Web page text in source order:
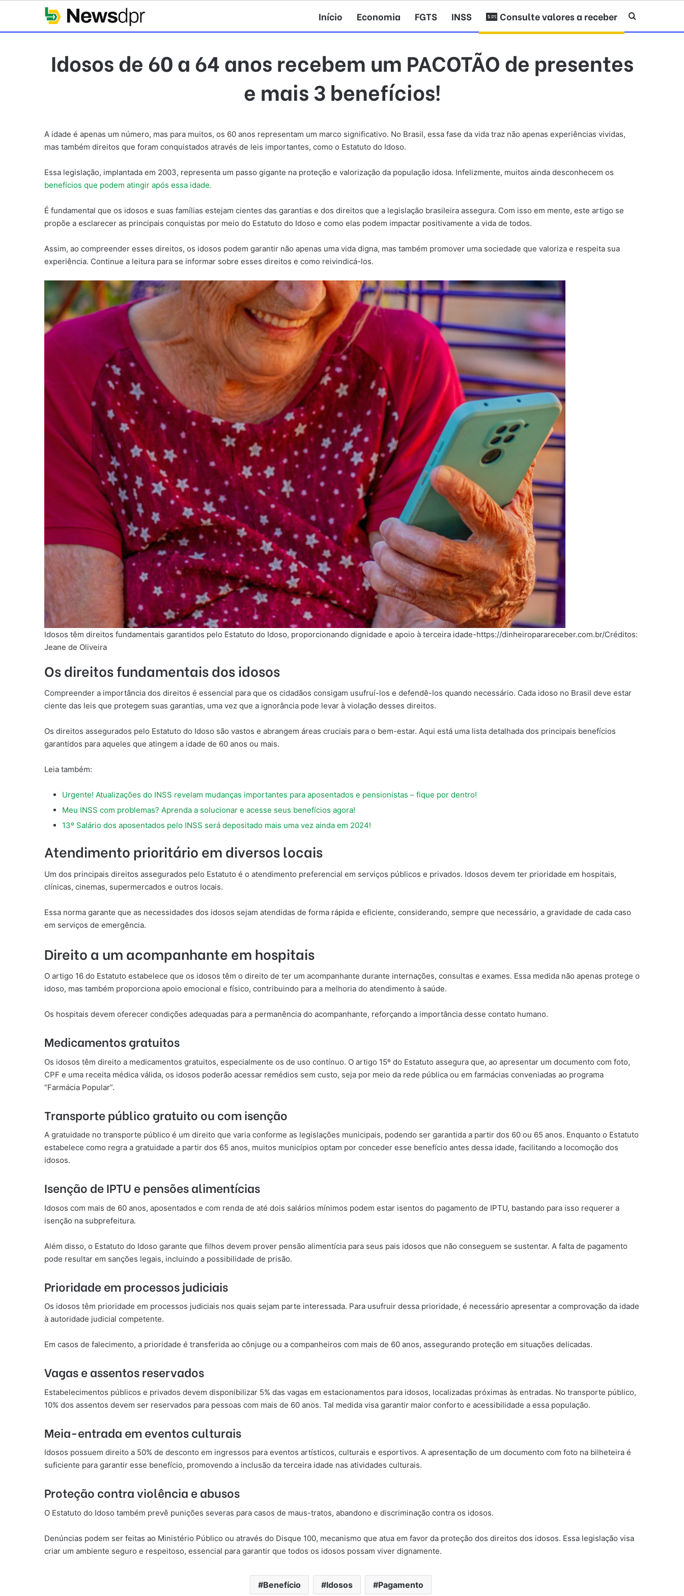
Início Economia FGTS INSS Consulte valores a receber Procurar por
Idosos de 60 a 64 anos recebem um PACOTÃO de presentes
e mais 3 benefícios!
A idade é apenas um número, mas para muitos, os 60 anos representam um marco significativo. No Brasil, essa fase da vida traz não apenas experiências vividas,
mas também direitos que foram conquistados através de leis importantes, como o Estatuto do Idoso.
Essa legislação, implantada em 2003, representa um passo gigante na proteção e valorização da população idosa. Infelizmente, muitos ainda desconhecem os
benefícios que podem atingir após essa idade.
É fundamental que os idosos e suas famílias estejam cientes das garantias e dos direitos que a legislação brasileira assegura. Com isso em mente, este artigo se
propõe a esclarecer as principais conquistas por meio do Estatuto do Idoso e como elas podem impactar positivamente a vida de todos.
Assim, ao compreender esses direitos, os idosos podem garantir não apenas uma vida digna, mas também promover uma sociedade que valoriza e respeita sua
experiência. Continue a leitura para se informar sobre esses direitos e como reivindicá-los.
Idosos têm direitos fundamentais garantidos pelo Estatuto do Idoso, proporcionando dignidade e apoio à terceira idade-https://dinheiroparareceber.com.br/Créditos:
Jeane de Oliveira
Os direitos fundamentais dos idosos
Compreender a importância dos direitos é essencial para que os cidadãos consigam usufruí-los e defendê-los quando necessário. Cada idoso no Brasil deve estar
ciente das leis que protegem suas garantias, uma vez que a ignorância pode levar à violação desses direitos.
Os direitos assegurados pelo Estatuto do Idoso são vastos e abrangem áreas cruciais para o bem-estar. Aqui está uma lista detalhada dos principais benefícios
garantidos para aqueles que atingem a idade de 60 anos ou mais.
Leia também:
Urgente! Atualizações do INSS revelam mudanças importantes para aposentados e pensionistas – fique por dentro!
Meu INSS com problemas? Aprenda a solucionar e acesse seus benefícios agora!
13º Salário dos aposentados pelo INSS será depositado mais uma vez ainda em 2024!
Atendimento prioritário em diversos locais
Um dos principais direitos assegurados pelo Estatuto é o atendimento preferencial em serviços públicos e privados. Idosos devem ter prioridade em hospitais,
clínicas, cinemas, supermercados e outros locais.
Essa norma garante que as necessidades dos idosos sejam atendidas de forma rápida e eficiente, considerando, sempre que necessário, a gravidade de cada caso
em serviços de emergência.
Direito a um acompanhante em hospitais
O artigo 16 do Estatuto estabelece que os idosos têm o direito de ter um acompanhante durante internações, consultas e exames. Essa medida não apenas protege o
idoso, mas também proporciona apoio emocional e físico, contribuindo para a melhoria do atendimento à saúde.
Os hospitais devem oferecer condições adequadas para a permanência do acompanhante, reforçando a importância desse contato humano.
Medicamentos gratuitos
Os idosos têm direito a medicamentos gratuitos, especialmente os de uso contínuo. O artigo 15º do Estatuto assegura que, ao apresentar um documento com foto,
CPF e uma receita médica válida, os idosos poderão acessar remédios sem custo, seja por meio da rede pública ou em farmácias conveniadas ao programa
“Farmácia Popular”.
Transporte público gratuito ou com isenção
A gratuidade no transporte público é um direito que varia conforme as legislações municipais, podendo ser garantida a partir dos 60 ou 65 anos. Enquanto o Estatuto
estabelece como regra a gratuidade a partir dos 65 anos, muitos municípios optam por conceder esse benefício antes dessa idade, facilitando a locomoção dos
idosos.
Isenção de IPTU e pensões alimentícias
Idosos com mais de 60 anos, aposentados e com renda de até dois salários mínimos podem estar isentos do pagamento de IPTU, bastando para isso requerer a
isenção na subprefeitura.
Além disso, o Estatuto do Idoso garante que filhos devem prover pensão alimentícia para seus pais idosos que não conseguem se sustentar. A falta de pagamento
pode resultar em sanções legais, incluindo a possibilidade de prisão.
Prioridade em processos judiciais
Os idosos têm prioridade em processos judiciais nos quais sejam parte interessada. Para usufruir dessa prioridade, é necessário apresentar a comprovação da idade
à autoridade judicial competente.
Em casos de falecimento, a prioridade é transferida ao cônjuge ou a companheiros com mais de 60 anos, assegurando proteção em situações delicadas.
Vagas e assentos reservados
Estabelecimentos públicos e privados devem disponibilizar 5% das vagas em estacionamentos para idosos, localizadas próximas às entradas. No transporte público,
10% dos assentos devem ser reservados para pessoas com mais de 60 anos. Tal medida visa garantir maior conforto e acessibilidade a essa população.
Meia-entrada em eventos culturais
Idosos possuem direito a 50% de desconto em ingressos para eventos artísticos, culturais e esportivos. A apresentação de um documento com foto na bilheteira é
suficiente para garantir esse benefício, promovendo a inclusão da terceira idade nas atividades culturais.
Proteção contra violência e abusos
O Estatuto do Idoso também prevê punições severas para casos de maus-tratos, abandono e discriminação contra os idosos.
Denúncias podem ser feitas ao Ministério Público ou através do Disque 100, mecanismo que atua em favor da proteção dos direitos dos idosos. Essa legislação visa
criar um ambiente seguro e respeitoso, essencial para garantir que todos os idosos possam viver dignamente.
Benefício Idosos Pagamento